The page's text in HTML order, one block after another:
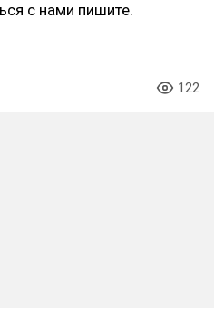
с нами пишите.
122